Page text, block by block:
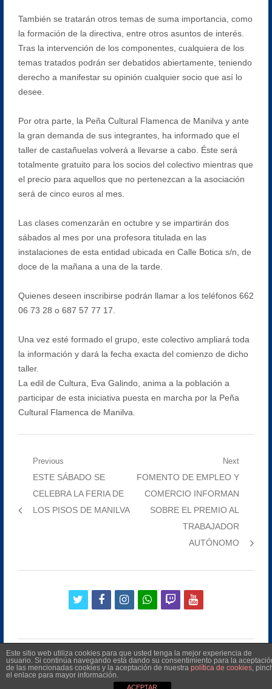
También se tratarán otros temas de suma importancia, como
la formación de la directiva, entre otros asuntos de interés.
Tras la intervención de los componentes, cualquiera de los
temas tratados podrán ser debatidos abiertamente, teniendo
derecho a manifestar su opinión cualquier socio que así lo
desee.
Por otra parte, la Peña Cultural Flamenca de Manilva y ante
la gran demanda de sus integrantes, ha informado que el
taller de castañuelas volverá a llevarse a cabo. Éste será
totalmente gratuito para los socios del colectivo mientras que
el precio para aquellos que no pertenezcan a la asociación
será de cinco euros al mes.
Las clases comenzarán en octubre y se impartirán dos
sábados al mes por una profesora titulada en las
instalaciones de esta entidad ubicada en Calle Botica s/n, de
doce de la mañana a una de la tarde.
Quienes deseen inscribirse podrán llamar a los teléfonos 662
06 73 28 o 687 57 77 17.
Una vez esté formado el grupo, este colectivo ampliará toda
la información y dará la fecha exacta del comienzo de dicho
taller.
La edil de Cultura, Eva Galindo, anima a la población a
participar de esta iniciativa puesta en marcha por la Peña
Cultural Flamenca de Manilva.
Navegación
entradas
Previous
Previous
post:
ESTE SÁBADO SE
CELEBRA LA FERIA DE
LOS PISOS DE MANILVA
Next
Next
post:
FOMENTO DE EMPLEO Y
COMERCIO INFORMAN
SOBRE EL PREMIO AL
TRABAJADOR
AUTÓNOMO
twitterfacebookinstagramwhatsapp
twitchyoutube
©2026 Radio Televisión Municipal de Manilva
Este sitio web utiliza cookies para que usted tenga la mejor experiencia de
usuario. Si continúa navegando está dando su consentimiento para la
de las mencionadas cookies y la aceptación de nuestra política de cookies,
el enlace para mayor información.
ACEPTAR